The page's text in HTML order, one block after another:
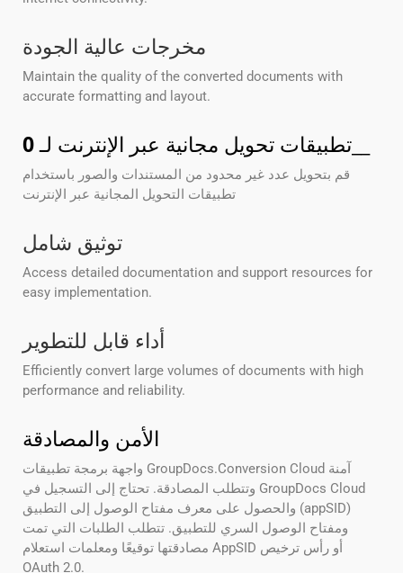
مخرجات عالية الجودة
Maintain the quality of the converted documents with
accurate formatting and layout.
تطبيقات تحويل مجانية عبر الإنترنت لـ0
قم بتحويل عدد غير محدود من المستندات والصور باستخدام
تطبيقات التحويل المجانية عبر الإنترنت
توثيق شامل
Access detailed documentation and support resources for
easy implementation.
أداء قابل للتطوير
Efficiently convert large volumes of documents with high
performance and reliability.
الأمن والمصادقة
واجهة برمجة تطبيقات GroupDocs.Conversion Cloud آمنة
وتتطلب المصادقة. تحتاج إلى التسجيل في GroupDocs Cloud
والحصول على معرف مفتاح الوصول إلى التطبيق (appSID)
ومفتاح الوصول السري للتطبيق. تتطلب الطلبات التي تمت
مصادقتها توقيعًا ومعلمات استعلام AppSID أو رأس ترخيص
OAuth 2.0.